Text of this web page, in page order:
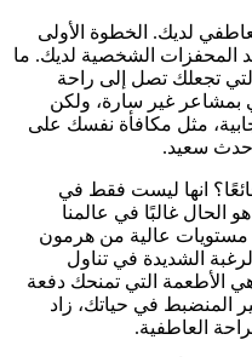
لديك. الخطوة الأولى
المحفزات الشخصية لديك. ما
تجعلك تصل إلى راحة
بمشاعر غير سارة، ولكن
مثل مكافأة نفسك على
حدث سعيد.
انها ليست فقط في
الحال غالبًا في عالمنا
عالية من هرمون
الشديدة في تناول
الأطعمة التي تمنحك دفعة
المنضبط في حياتك، زاد
العاطفية.